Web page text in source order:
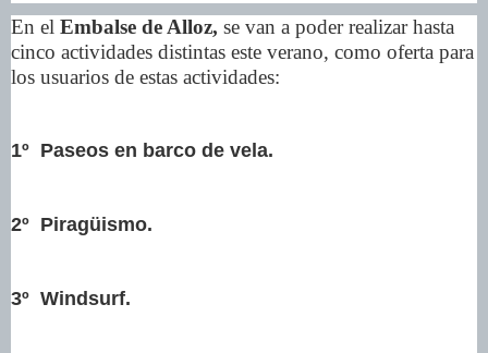
En el Embalse de Alloz, se van a poder realizar hasta
cinco actividades distintas este verano, como oferta para
los usuarios de estas actividades:
1º Paseos en barco de vela.
2º Piragüismo.
3º Windsurf.